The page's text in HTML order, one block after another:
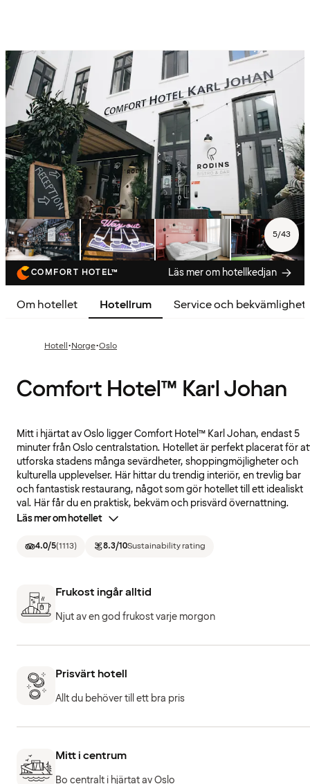
5/43
COMFORT HOTEL™ Läs mer om hotellkedjan
Om hotellet Hotellrum Service och
Hotell·Norge·Oslo
Comfort Hotel™ Karl Johan
Mitt i hjärtat av Oslo ligger Comfort Hotel™ Karl Johan, endast 5
minuter från Oslo centralstation. Hotellet är perfekt placerat för
utforska stadens många sevärdheter, shoppingmöjligheter och
kulturella upplevelser. Här hittar du trendig interiör, en trevlig bar
och fantastisk restaurang, något som gör hotellet till ett idealiskt
val. Här får du en praktisk, bekväm och prisvärd övernattning.
Läs mer om hotellet
4.0/5(1113) 8.3/10Sustainability rating
Frukost ingår alltid
Njut av en god frukost varje morgon
Prisvärt hotell
Allt du behöver till ett bra pris
Mitt i centrum
Bo centralt i hjärtat av Oslo